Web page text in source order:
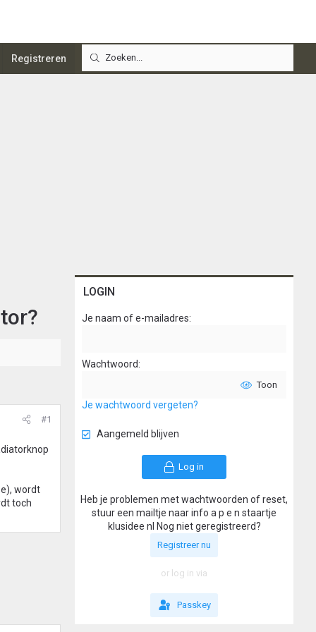
Registreren
#1
wordt
toch
LOGIN
Je naam of e-mailadres
Wachtwoord
Toon
Je wachtwoord vergeten?
Aangemeld blijven
Log in
Heb je problemen met wachtwoorden of reset,
stuur een mailtje naar info a p e n staartje
klusidee nl Nog niet geregistreerd?
Registreer nu
or log in via
Passkey